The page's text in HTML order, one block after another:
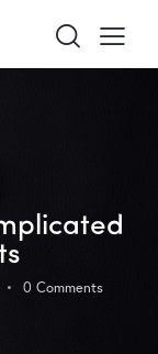
0 Comments